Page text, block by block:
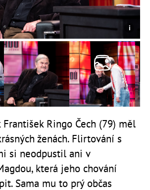
František Ringo Čech (79) měl
ženách. Flirtování s
si neodpustil ani v
která jeho chování
Sama mu to prý občas